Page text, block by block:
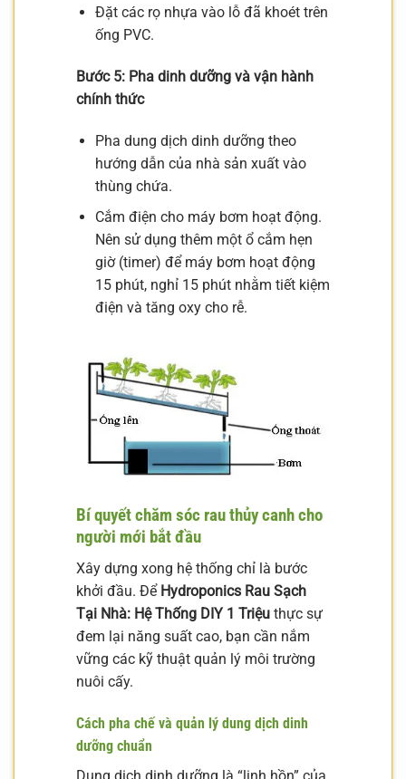
Đặt các rọ nhựa vào lỗ đã khoét trên
ống PVC.
Bước 5: Pha dinh dưỡng và vận hành
chính thức
Pha dung dịch dinh dưỡng theo
hướng dẫn của nhà sản xuất vào
thùng chứa.
Cắm điện cho máy bơm hoạt động.
Nên sử dụng thêm một ổ cắm hẹn
giờ (timer) để máy bơm hoạt động
15 phút, nghỉ 15 phút nhằm tiết kiệm
điện và tăng oxy cho rễ.
Bí quyết chăm sóc rau thủy canh cho
người mới bắt đầu
Xây dựng xong hệ thống chỉ là bước
khởi đầu. Để Hydroponics Rau Sạch
Tại Nhà: Hệ Thống DIY 1 Triệu thực sự
đem lại năng suất cao, bạn cần nắm
vững các kỹ thuật quản lý môi trường
nuôi cấy.
Cách pha chế và quản lý dung dịch dinh
dưỡng chuẩn